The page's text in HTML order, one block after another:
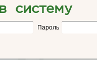
систему
Пароль